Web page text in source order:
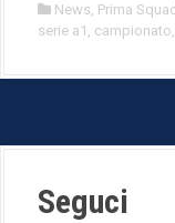
News, Prima
serie a1 , campionato,
Seguci